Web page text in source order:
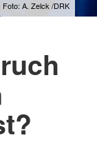
Foto: A. Zelck /DRK